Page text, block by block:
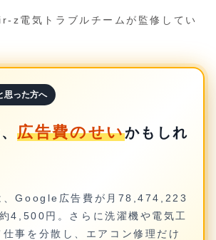
z電気トラブルチームが監修してい
思った方へ
広告費のせいかもしれ
、Google広告費が月78,474,223
4,500円。さらに洗濯機や電気工
事を分散し、エアコン修理だけ